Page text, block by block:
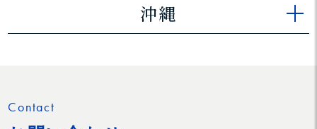
沖縄
Contact